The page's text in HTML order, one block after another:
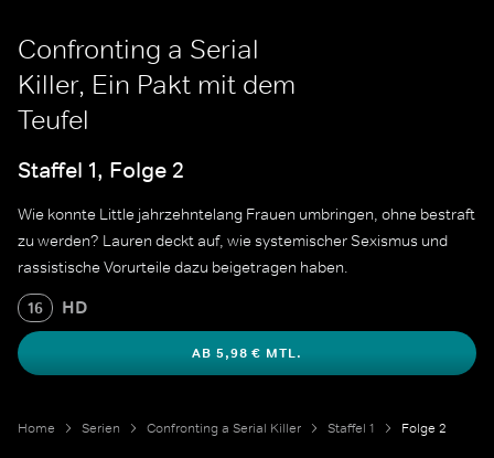
Confronting a Serial
Killer, Ein Pakt mit dem
Teufel
Staffel 1, Folge 2
Wie konnte Little jahrzehntelang Frauen umbringen, ohne bestraft
zu werden? Lauren deckt auf, wie systemischer Sexismus und
rassistische Vorurteile dazu beigetragen haben.
16 HD
AB 5,98 € MTL.
Home Serien Confronting a Serial Killer Staffel 1 Folge 2